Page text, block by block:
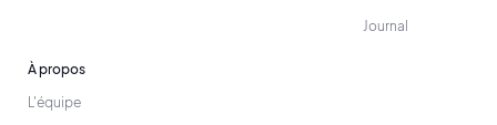
Journal
À propos
L'équipe